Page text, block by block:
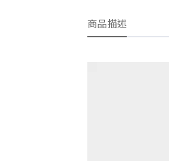
商品描述